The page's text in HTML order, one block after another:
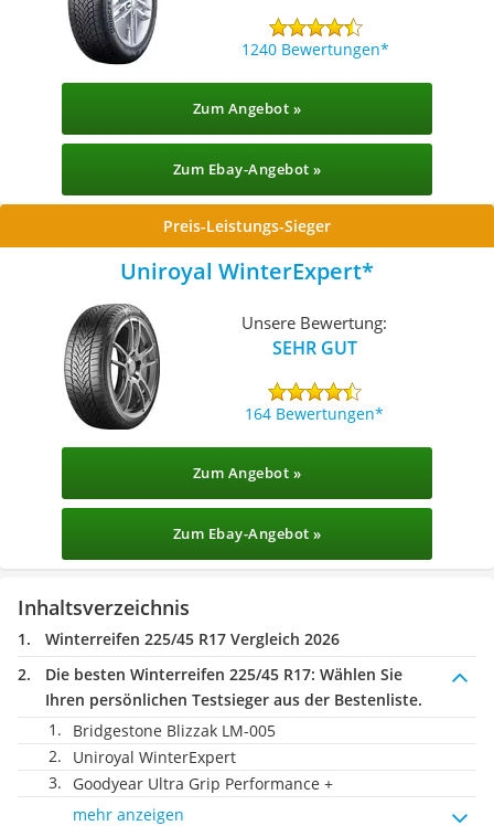
1240 Bewertungen
Zum Angebot »
Zum Ebay-Angebot »
Preis-Leistungs-Sieger
Uniroyal WinterExpert
Unsere Bewertung:
SEHR GUT
164 Bewertungen
Zum Angebot »
Zum Ebay-Angebot »
Inhaltsverzeichnis
Winterreifen 225/45 R17 Vergleich 2026
Die besten Winterreifen 225/45 R17: Wählen Sie
Ihren persönlichen Testsieger aus der Bestenliste.
Bridgestone Blizzak LM-005
Uniroyal WinterExpert
Goodyear Ultra Grip Performance +
mehr anzeigen